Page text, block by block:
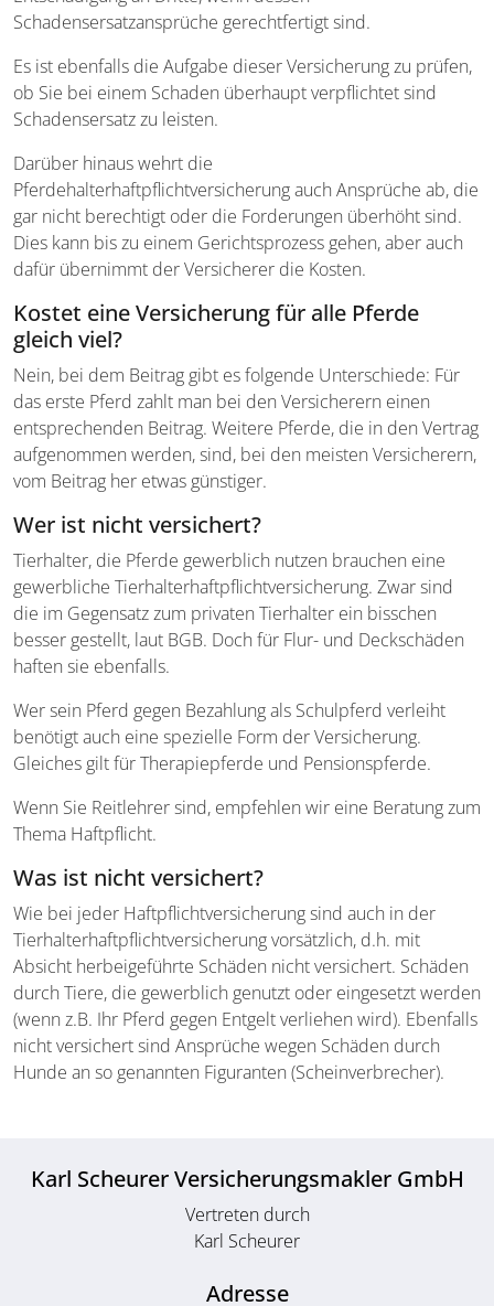
Schadensersatzansprüche gerechtfertigt sind.
Es ist ebenfalls die Aufgabe dieser Versicherung zu prüfen,
ob Sie bei einem Schaden überhaupt verpflichtet sind
Schadensersatz zu leisten.
Darüber hinaus wehrt die
Pferdehalterhaftpflichtversicherung auch Ansprüche ab, die
gar nicht berechtigt oder die Forderungen überhöht sind.
Dies kann bis zu einem Gerichtsprozess gehen, aber auch
dafür übernimmt der Versicherer die Kosten.
Kostet eine Versicherung für alle Pferde
gleich viel?
Nein, bei dem Beitrag gibt es folgende Unterschiede: Für
das erste Pferd zahlt man bei den Versicherern einen
entsprechenden Beitrag. Weitere Pferde, die in den Vertrag
aufgenommen werden, sind, bei den meisten Versicherern,
vom Beitrag her etwas günstiger.
Wer ist nicht versichert?
Tierhalter, die Pferde gewerblich nutzen brauchen eine
gewerbliche Tierhalterhaftpflichtversicherung. Zwar sind
die im Gegensatz zum privaten Tierhalter ein bisschen
besser gestellt, laut BGB. Doch für Flur- und Deckschäden
haften sie ebenfalls.
Wer sein Pferd gegen Bezahlung als Schulpferd verleiht
benötigt auch eine spezielle Form der Versicherung.
Gleiches gilt für Therapiepferde und Pensionspferde.
Wenn Sie Reitlehrer sind, empfehlen wir eine Beratung zum
Thema Haftpflicht.
Was ist nicht versichert?
Wie bei jeder Haftpflichtversicherung sind auch in der
Tierhalterhaftpflichtversicherung vorsätzlich, d.h. mit
Absicht herbeigeführte Schäden nicht versichert. Schäden
durch Tiere, die gewerblich genutzt oder eingesetzt werden
(wenn z.B. Ihr Pferd gegen Entgelt verliehen wird). Ebenfalls
nicht versichert sind Ansprüche wegen Schäden durch
Hunde an so genannten Figuranten (Scheinverbrecher).
Karl Scheurer Versicherungsmakler GmbH
Vertreten durch
Karl Scheurer
Adresse